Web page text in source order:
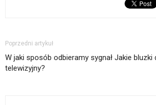
Poprzedni artykuł
W jaki sposób odbieramy sygnał
telewizyjny?
Jakie bluzki